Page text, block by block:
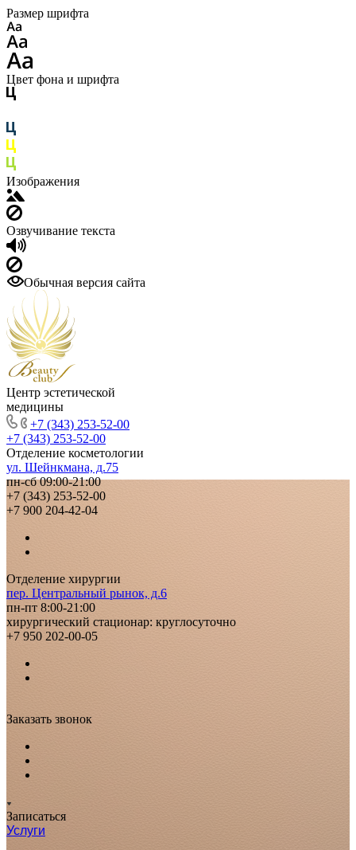
Размер шрифта
Цвет фона и шрифта
Изображения
Озвучивание текста
Обычная версия сайта
Центр эстетической
медицины
+7 (343) 253-52-00
+7 (343) 253-52-00
Отделение косметологии
ул. Шейнкмана, д.75
пн-сб 09:00-21:00
+7 (343) 253-52-00
+7 900 204-42-04
Отделение хирургии
пер. Центральный рынок, д.6
пн-пт 8:00-21:00
хирургический стационар: круглосуточно
+7 950 202-00-05
Заказать звонок
Записаться
Услуги